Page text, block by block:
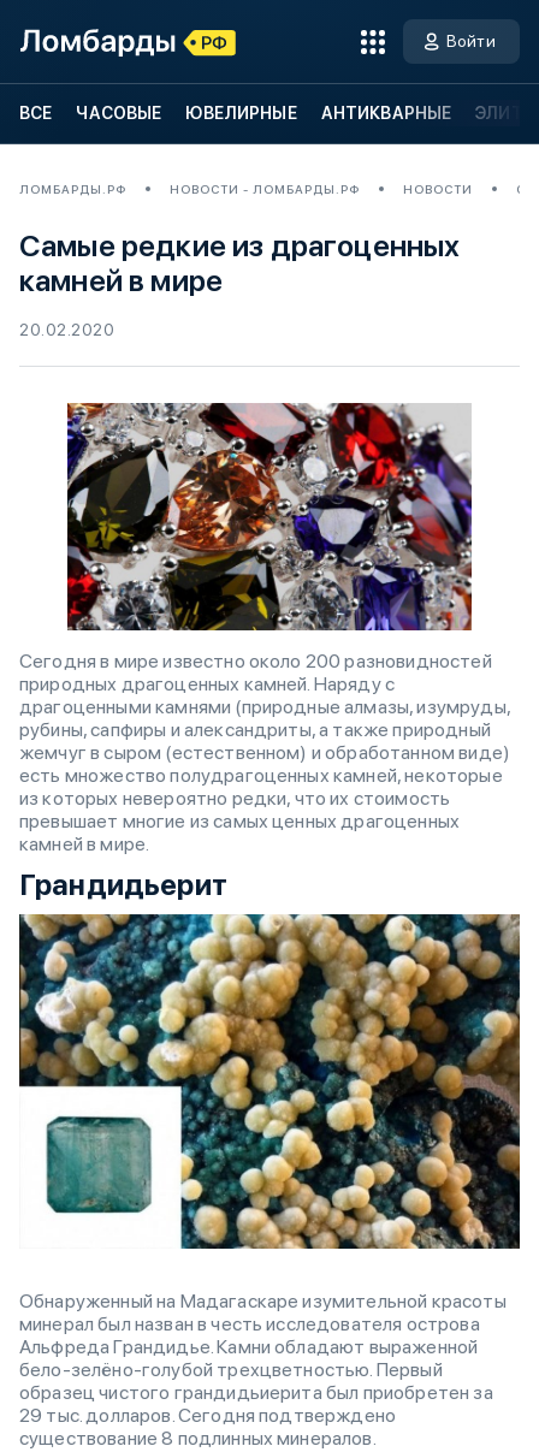
Войти
ВСЕ ЧАСОВЫЕ ЮВЕЛИРНЫЕ АНТИКВАРНЫЕ
ЛОМБАРДЫ.РФ НОВОСТИ - ЛОМБАРДЫ.РФ НОВОСТИ
Самые редкие из драгоценных
камней в мире
20.02.2020
Сегодня в мире известно около 200 разновидностей
природных драгоценных камней. Наряду с
драгоценными камнями (природные алмазы, изумруды,
рубины, сапфиры и александриты, а также природный
жемчуг в сыром (естественном) и обработанном виде)
есть множество полудрагоценных камней, некоторые
из которых невероятно редки, что их стоимость
превышает многие из самых ценных драгоценных
камней в мире.
Грандидьерит
Обнаруженный на Мадагаскаре изумительной красоты
минерал был назван в честь исследователя острова
Альфреда Грандидье. Камни обладают выраженной
бело-зелёно-голубой трехцветностью. Первый
образец чистого грандидьиерита был приобретен за
29 тыс. долларов. Сегодня подтверждено
существование 8 подлинных минералов.